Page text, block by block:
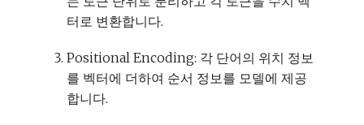
터로 변환합니다.
Positional Encoding: 각 단어의 위치 정보
를 벡터에 더하여 순서 정보를 모델에 제공
합니다.